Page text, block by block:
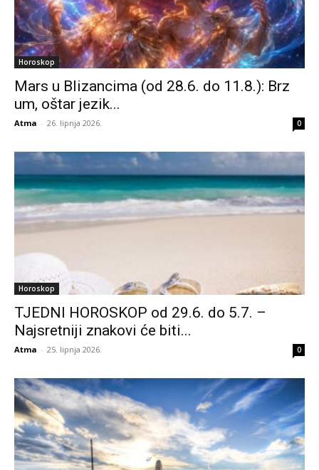
Horoskop
Mars u Blizancima (od 28.6. do 11.8.): Brz
um, oštar jezik...
Atma - 26. lipnja 2026. 0
Horoskop
TJEDNI HOROSKOP od 29.6. do 5.7. –
Najsretniji znakovi će biti...
Atma - 25. lipnja 2026. 0